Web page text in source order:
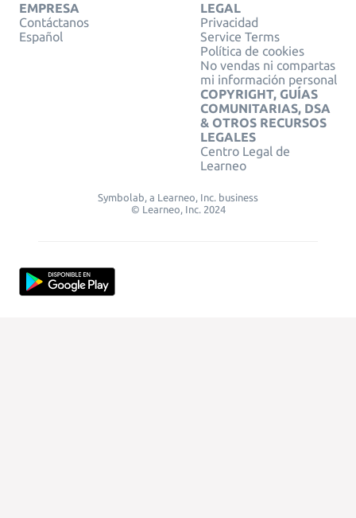
EMPRESA
Contáctanos
Español
LEGAL
Privacidad
Service Terms
Política de cookies
No vendas ni compartas
mi información personal
COPYRIGHT, GUÍAS
COMUNITARIAS, DSA
& OTROS RECURSOS
LEGALES
Centro Legal de
Learneo
Symbolab, a Learneo, Inc. business
© Learneo, Inc. 2024